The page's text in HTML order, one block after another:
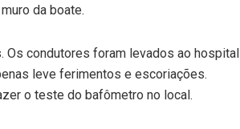
da boate.
Os condutores foram levados ao hospital
leve ferimentos e escoriações.
o teste do bafômetro no local.